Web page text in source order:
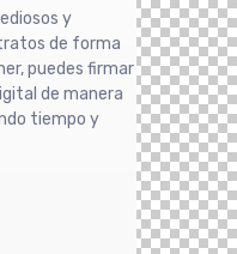
y
de forma
puedes firmar
de manera
tiempo y